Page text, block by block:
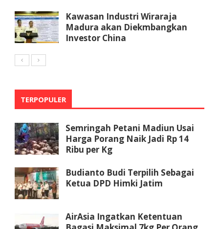
Kawasan Industri Wiraraja
Madura akan Diekmbangkan
Investor China
TERPOPULER
Semringah Petani Madiun Usai
Harga Porang Naik Jadi Rp 14
Ribu per Kg
Budianto Budi Terpilih Sebagai
Ketua DPD Himki Jatim
AirAsia Ingatkan Ketentuan